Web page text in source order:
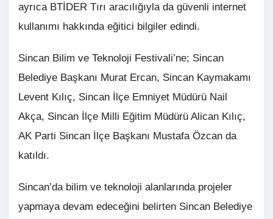
ayrıca BTİDER Tırı aracılığıyla da güvenli internet
kullanımı hakkında eğitici bilgiler edindi.
Sincan Bilim ve Teknoloji Festivali’ne; Sincan
Belediye Başkanı Murat Ercan, Sincan Kaymakamı
Levent Kılıç, Sincan İlçe Emniyet Müdürü Nail
Akça, Sincan İlçe Milli Eğitim Müdürü Alican Kılıç,
AK Parti Sincan İlçe Başkanı Mustafa Özcan da
katıldı.
Sincan’da bilim ve teknoloji alanlarında projeler
yapmaya devam edeceğini belirten Sincan Belediye